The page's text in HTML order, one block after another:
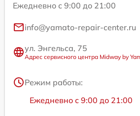
Ежедневно с 9:00 до 21:00
info@yamato-repair-center.ru
ул. Энгельса, 75
Адрес сервисного центра Midway by
Режим работы:
Ежедневно с 9:00 до 21:00